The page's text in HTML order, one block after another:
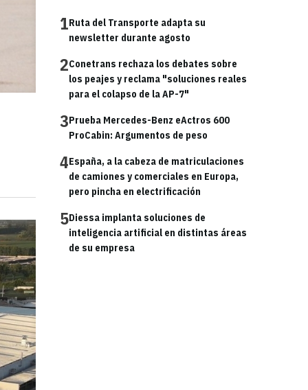
1Ruta del Transporte adapta su
newsletter durante agosto
2Conetrans rechaza los debates sobre
los peajes y reclama "soluciones reales
para el colapso de la AP-7"
3Prueba Mercedes-Benz eActros 600
ProCabin: Argumentos de peso
4España, a la cabeza de matriculaciones
de camiones y comerciales en Europa,
pero pincha en electrificación
5Diessa implanta soluciones de
inteligencia artificial en distintas áreas
de su empresa